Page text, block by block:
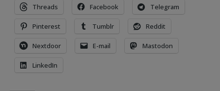
Threads Facebook Telegram
Pinterest Tumblr Reddit
Nextdoor E-mail Mastodon
LinkedIn